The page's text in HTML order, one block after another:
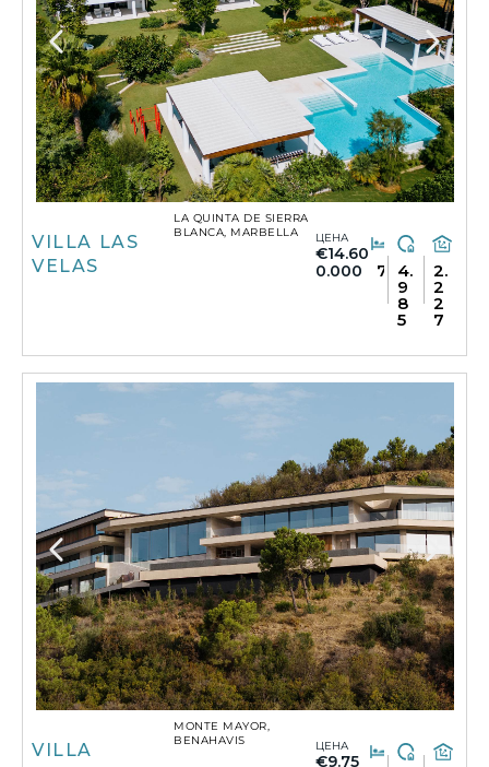
VILLA LAS
VELAS
LA QUINTA DE SIERRA
BLANCA, MARBELLA
ЦЕНА
€14.60
0.000
7 4.
9
8
5
2.
2
2
7
VILLA
MONTE MAYOR,
BENAHAVIS
ЦЕНА
€9.75